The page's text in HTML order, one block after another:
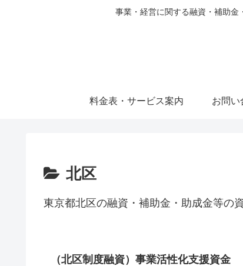
事業・経営に関する融資・補助金
料金表・サービス案内 お問い
北区
東京都北区の融資・補助金・助成金等の
（北区制度融資）事業活性化支援資金